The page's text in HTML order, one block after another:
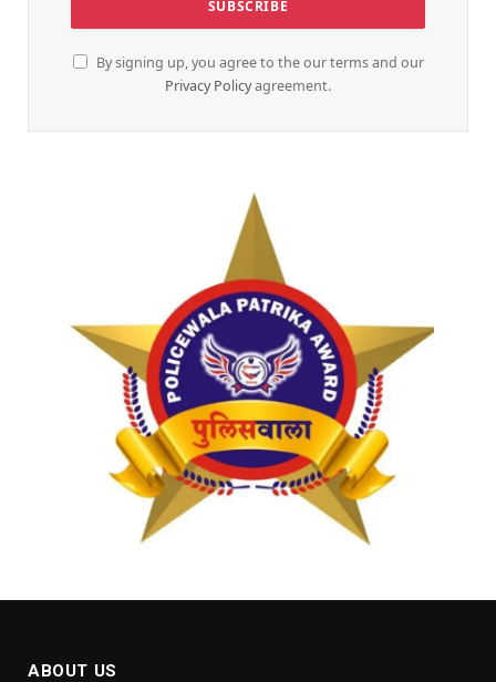
By signing up, you agree to the our terms and our
Privacy Policyagreement.
ABOUT US